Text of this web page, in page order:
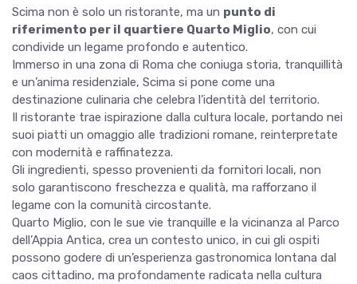
Scima non è solo un ristorante, ma un punto di
riferimento per il quartiere Quarto Miglio, con cui
condivide un legame profondo e autentico.
Immerso in una zona di Roma che coniuga storia, tranquillità
e un’anima residenziale, Scima si pone come una
destinazione culinaria che celebra l’identità del territorio.
Il ristorante trae ispirazione dalla cultura locale, portando nei
suoi piatti un omaggio alle tradizioni romane, reinterpretate
con modernità e raffinatezza.
Gli ingredienti, spesso provenienti da fornitori locali, non
solo garantiscono freschezza e qualità, ma rafforzano il
legame con la comunità circostante.
Quarto Miglio, con le sue vie tranquille e la vicinanza al Parco
dell’Appia Antica, crea un contesto unico, in cui gli ospiti
possono godere di un’esperienza gastronomica lontana dal
caos cittadino, ma profondamente radicata nella cultura